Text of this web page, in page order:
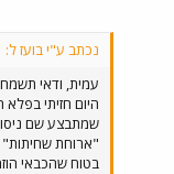
נכתב ע"י בועז ל:
עמית, ודאי
היום חזיתי
שמתבצע שם
"ארוחת
בטוח שהכבאי